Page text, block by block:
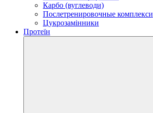
Карбо (вуглеводи)
Послетренировочные комплекси
Цукрозамінники
Протеїн